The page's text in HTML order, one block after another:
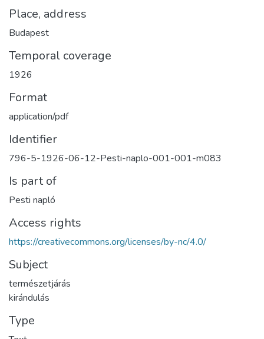
Place, address
Budapest
Temporal coverage
1926
Format
application/pdf
Identifier
796-5-1926-06-12-Pesti-naplo-001-001-m083
Is part of
Pesti napló
Access rights
https://creativecommons.org/licenses/by-nc/4.0/
Subject
természetjárás
kirándulás
Type